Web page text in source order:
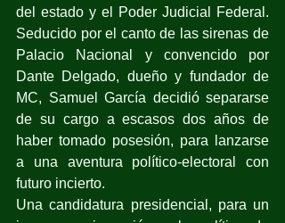
del estado y el Poder Judicial Federal.
Seducido por el canto de las sirenas de
Palacio Nacional y convencido por
Dante Delgado, dueño y fundador de
MC, Samuel García decidió separarse
de su cargo a escasos dos años de
haber tomado posesión, para lanzarse
a una aventura político-electoral con
futuro incierto.
Una candidatura presidencial, para un